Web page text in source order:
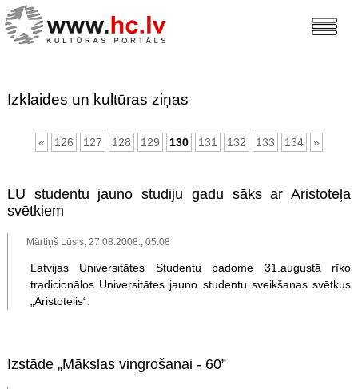
Izklaides un kultūras ziņas
« 126 127 128 129 130 131 132 133 134 »
LU studentu jauno studiju gadu sāks ar Aristoteļa
svētkiem
Mārtiņš Lūsis, 27.08.2008., 05:08
Latvijas Universitātes Studentu padome 31.augustā rīko
tradicionālos Universitātes jauno studentu sveikšanas svētkus
„Aristotelis“.
Izstāde „Mākslas vingrošanai - 60”